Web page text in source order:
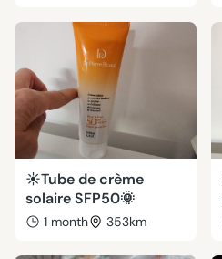
☀️Tube de crème
solaire SFP50🌞
1 month 353km